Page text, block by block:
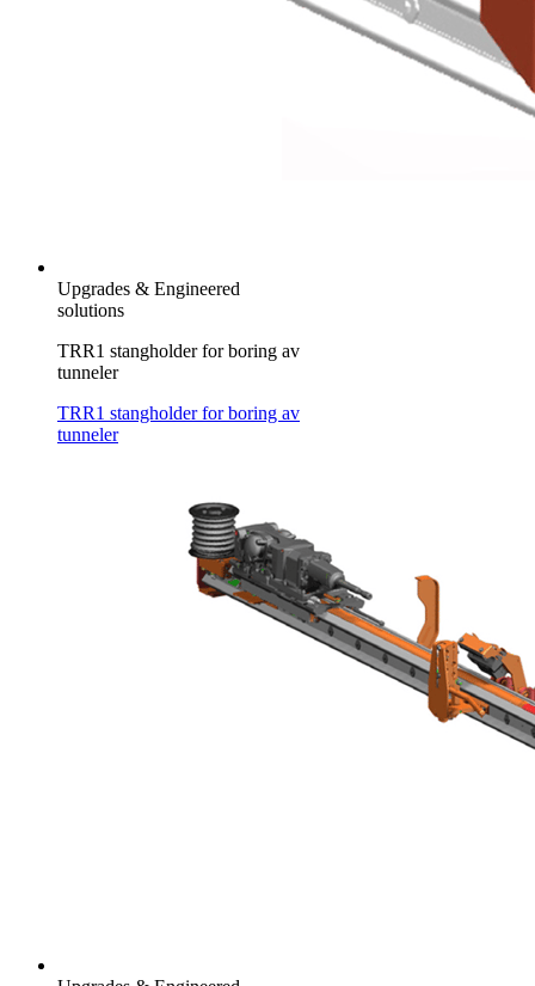
Upgrades & Engineered
solutions
TRR1 stangholder for boring av
tunneler
TRR1 stangholder for boring av
tunneler